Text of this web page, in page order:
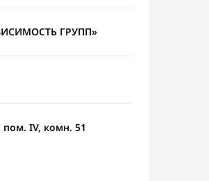
ГРУПП»
пом. IV, комн. 51